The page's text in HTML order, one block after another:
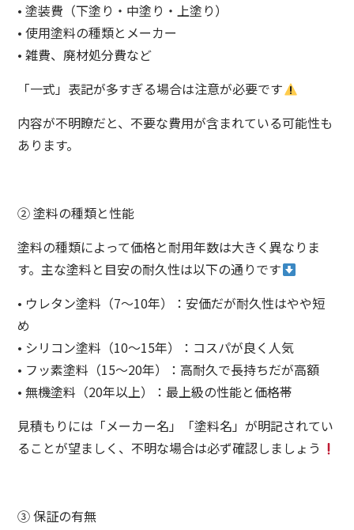
• 塗装費（下塗り・中塗り・上塗り）
• 使用塗料の種類とメーカー
• 雑費、廃材処分費など
「一式」表記が多すぎる場合は注意が必要です
内容が不明瞭だと、不要な費用が含まれている可能性も
あります。
② 塗料の種類と性能
塗料の種類によって価格と耐用年数は大きく異なりま
す。主な塗料と目安の耐久性は以下の通りです
• ウレタン塗料（7～10年）：安価だが耐久性はやや短
め
• シリコン塗料（10～15年）：コスパが良く人気
• フッ素塗料（15～20年）：高耐久で長持ちだが高額
• 無機塗料（20年以上）：最上級の性能と価格帯
見積もりには「メーカー名」「塗料名」が明記されてい
ることが望ましく、不明な場合は必ず確認しましょう
③ 保証の有無